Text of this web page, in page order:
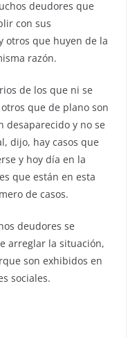
deudores que
con sus
otros que huyen de la
razón.
de los que ni se
que de plano son
desaparecido y no se
dijo, hay casos que
y hoy día en la
que están en esta
de casos.
deudores se
arreglar la situación,
son exhibidos en
sociales.